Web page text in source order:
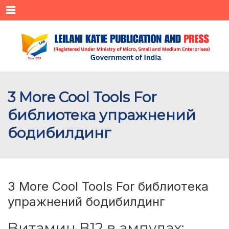
Menu
3 More Cool Tools For
библиотека упражнений
бодибилдинг
3 More Cool Tools For библиотека
упражнений бодибилдинг